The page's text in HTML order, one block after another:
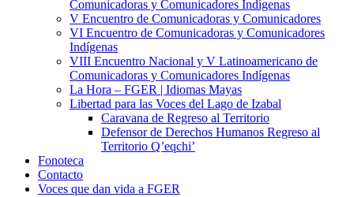
Comunicadoras y Comunicadores Indígenas
V Encuentro de Comunicadoras y Comunicadores
VI Encuentro de Comunicadoras y Comunicadores
Indígenas
VIII Encuentro Nacional y V Latinoamericano de
Comunicadoras y Comunicadores Indígenas
La Hora – FGER | Idiomas Mayas
Libertad para las Voces del Lago de Izabal
Caravana de Regreso al Territorio
Defensor de Derechos Humanos Regreso al
Territorio Q’eqchi’
Fonoteca
Contacto
Voces que dan vida a FGER